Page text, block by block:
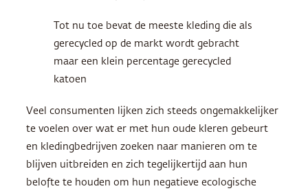
Tot nu toe bevat de meeste kleding die als
gerecycled op de markt wordt gebracht
maar een klein percentage gerecycled
katoen
Veel consumenten lijken zich steeds ongemakkelijker
te voelen over wat er met hun oude kleren gebeurt
en kledingbedrijven zoeken naar manieren om te
blijven uitbreiden en zich tegelijkertijd aan hun
belofte te houden om hun negatieve ecologische